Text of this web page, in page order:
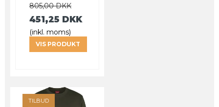
805,00 DKK
451,25 DKK
(inkl. moms)
VIS PRODUKT
TILBUD